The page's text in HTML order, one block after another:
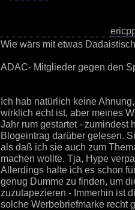
Wie wärs mit etwas
ADAC- Mitglieder gegen den
Ich hab natürlich keine
wirklich echt ist, aber meines
Jahr rum gestartet - zumindest
Blogeintrag darüber gelesen.
als daß ich sie auch zum
machen wollte. Tja, Hype
Allerdings halte ich es schon
genug Dumme zu finden, um
zuzutapezieren - Immerhin ist
solche Werbebriefmarke recht